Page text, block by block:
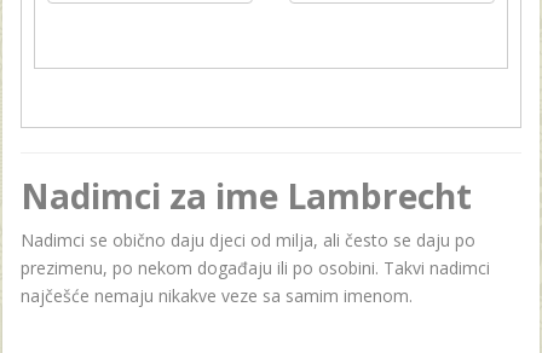
Nadimci za ime Lambrecht
Nadimci se obično daju djeci od milja, ali često se daju po
prezimenu, po nekom događaju ili po osobini. Takvi nadimci
najčešće nemaju nikakve veze sa samim imenom.